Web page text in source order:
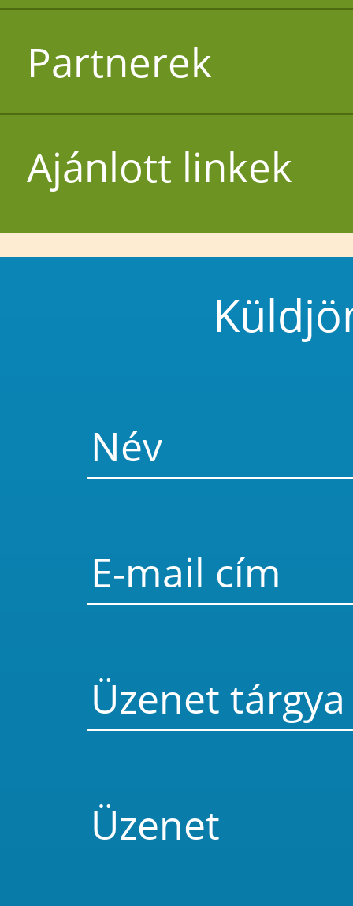
Partnerek
Ajánlott linkek